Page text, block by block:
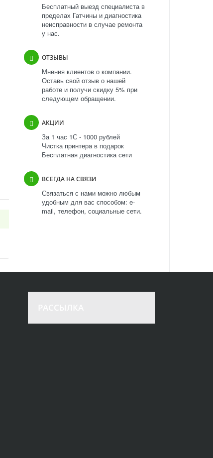
Бесплатный выезд специалиста в
пределах Гатчины и диагностика
неисправности в случае ремонта
у нас.
ОТЗЫВЫ
Мнения клиентов о компании.
Оставь свой отзыв о нашей
работе и получи скидку 5% при
следующем обращении.
АКЦИИ
За 1 час 1С - 1000 рублей
Чистка принтера в подарок
Бесплатная диагностика сети
ВСЕГДА НА СВЯЗИ
Связаться с нами можно любым
удобным для вас способом: e-
mail, телефон, социальные сети.